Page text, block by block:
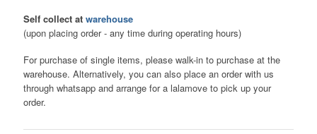
Self collect at warehouse
(upon placing order - any time during operating hours)
For purchase of single items, please walk-in to purchase at the
warehouse. Alternatively, you can also place an order with us
through whatsapp and arrange for a lalamove to pick up your
order.